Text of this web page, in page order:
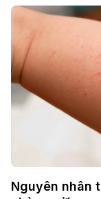
Nguyên nhân